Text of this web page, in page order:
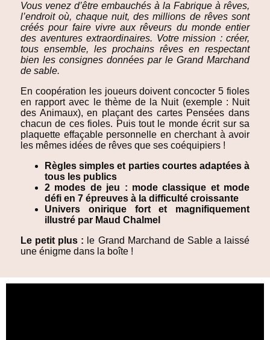
Vous venez d’être embauchés à la Fabrique à rêves,
l’endroit où, chaque nuit, des millions de rêves sont
créés pour faire vivre aux rêveurs du monde entier
des aventures extraordinaires. Votre mission : créer,
tous ensemble, les prochains rêves en respectant
bien les consignes données par le Grand Marchand
de sable.
En coopération les joueurs doivent concocter 5 fioles
en rapport avec le thème de la Nuit (exemple : Nuit
des Animaux), en plaçant des cartes Pensées dans
chacun de ces fioles. Puis tout le monde écrit sur sa
plaquette effaçable personnelle en cherchant à avoir
les mêmes idées de rêves que ses coéquipiers !
Règles simples et parties courtes adaptées à
tous les publics
2 modes de jeu : mode classique et mode
défi en 7 épreuves à la difficulté croissante
Univers onirique fort et magnifiquement
illustré par Maud Chalmel
Le petit plus : le Grand Marchand de Sable a laissé
une énigme dans la boîte !